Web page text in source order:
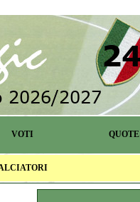
VOTI QUOTE